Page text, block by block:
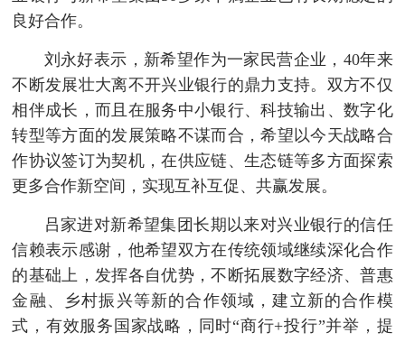
良好合作。
刘永好表示，新希望作为一家民营企业，40年来
不断发展壮大离不开兴业银行的鼎力支持。双方不仅
相伴成长，而且在服务中小银行、科技输出、数字化
转型等方面的发展策略不谋而合，希望以今天战略合
作协议签订为契机，在供应链、生态链等多方面探索
更多合作新空间，实现互补互促、共赢发展。
吕家进对新希望集团长期以来对兴业银行的信任
信赖表示感谢，他希望双方在传统领域继续深化合作
的基础上，发挥各自优势，不断拓展数字经济、普惠
金融、乡村振兴等新的合作领域，建立新的合作模
式，有效服务国家战略，同时“商行+投行”并举，提